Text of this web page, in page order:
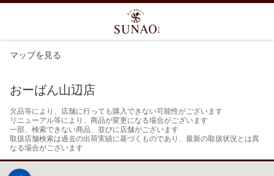
マップを見る
おーばん山辺店
欠品等により、店舗に行っても購入できない可能性がございます
リニューアル等により、商品が変更になる場合がございます
一部、検索できない商品、並びに店舗がございます
取扱店舗検索は過去の出荷実績に基づくものであり、最新の取扱状況とは異
なる場合がございます